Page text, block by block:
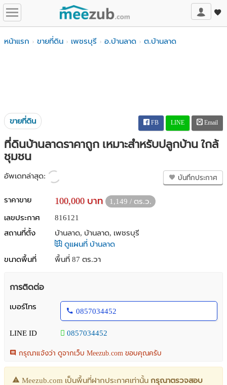
หน้าแรก ขายที่ดิน เพชรบุรี อ.บ้านลาด ต.บ้านลาด
ขายที่ดิน FB LINE Email
ที่ดินบ้านลาดราคาถูก เหมาะสำหรับปลูกบ้าน ใกล้
ชุมชน
อัพเดทล่าสุด: บันทึกประกาศ
ราคาขาย 100,000 บาท
1,149 / ตร.ว.
เลขประกาศ
816121
สถานที่ตั้ง
บ้านลาด, บ้านลาด, เพชรบุรี
ดูแผนที่ บ้านลาด
ขนาดพื้นที่
พื้นที่ 87 ตร.วา
การติดต่อ
เบอร์โทร
0857034452
LINE ID 0857034452
กรุณาแจ้งว่า ดูจากเว็บ Meezub.com ขอบคุณครับ
Meezub.com เป็นพื้นที่ฝากประกาศเท่านั้น กรุณาตรวจสอบ